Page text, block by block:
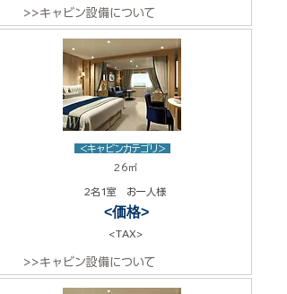
>>キャビン設備について
<キャビンカテゴリ>
26㎡
2名1室 お一人様
<価格>
<TAX>
>>キャビン設備について